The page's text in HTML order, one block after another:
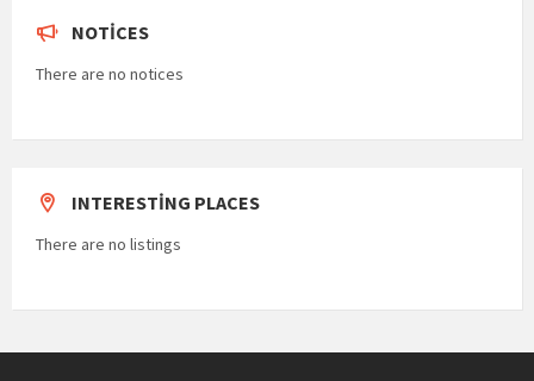
NOTICES
There are no notices
INTERESTING PLACES
There are no listings